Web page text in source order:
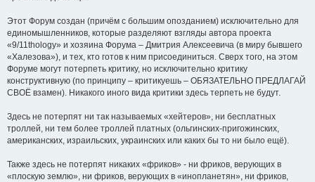
Этот Форум создан (причём с большим опозданием) исключительно для
единомышленников, которые разделяют взгляды автора проекта
«9/11thology» и хозяина Форума – Дмитрия Алексеевича (в миру бывшего
«Халезова»), и тех, кто готов к ним присоединиться. Сверх того, на этом
Форуме могут потерпеть критику, но исключительно критику
конструктивную (по принципу – критикуешь – ОБЯЗАТЕЛЬНО ПРЕДЛАГАЙ
СВОЁ взамен). Никакого иного вида критики здесь терпеть не будут.
Здесь не потерпят ни так называемых «хейтеров», ни бесплатных
троллей, ни тем более троллей платных (ольгинских-пригожинских,
американских, израильских, украинских или каких бы то ни было ещё).
Также здесь не потерпят никаких «фриков» - ни фриков, верующих в
«плоскую землю», ни фриков, верующих в «инопланетян», ни фриков,